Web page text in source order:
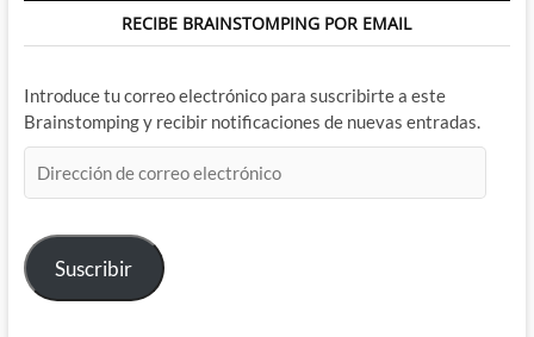
RECIBE BRAINSTOMPING POR EMAIL
Introduce tu correo electrónico para suscribirte a este
Brainstomping y recibir notificaciones de nuevas entradas.
de
electrónico
Suscribir